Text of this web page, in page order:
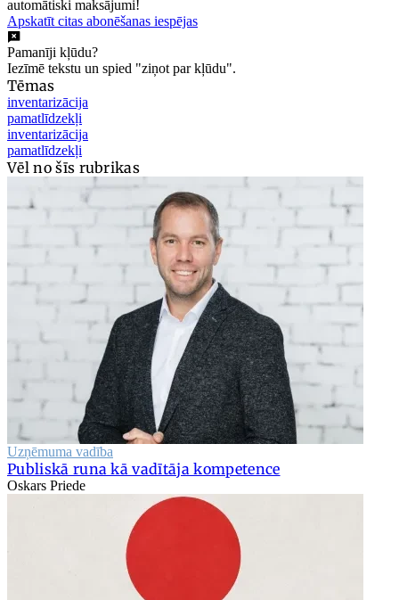
automātiski maksājumi!
Apskatīt citas abonēšanas iespējas
Pamanīji kļūdu?
Iezīmē tekstu un spied "ziņot par kļūdu".
Tēmas
inventarizācija
pamatlīdzekļi
inventarizācija
pamatlīdzekļi
Vēl no šīs rubrikas
Uzņēmuma vadība
Publiskā runa kā vadītāja kompetence
Oskars Priede